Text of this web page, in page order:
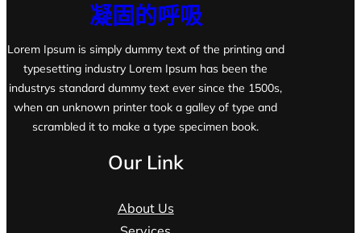
凝固的呼吸
Lorem Ipsum is simply dummy text of the printing and
typesetting industry Lorem Ipsum has been the
industrys standard dummy text ever since the 1500s,
when an unknown printer took a galley of type and
scrambled it to make a type specimen book.
Our Link
About Us